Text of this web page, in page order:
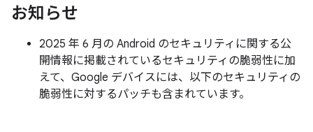
お知らせ
2025 年 6 月の Android のセキュリティに関する公
開情報に掲載されているセキュリティの脆弱性に加
えて、Google デバイスには、以下のセキュリティの
脆弱性に対するパッチも含まれています。